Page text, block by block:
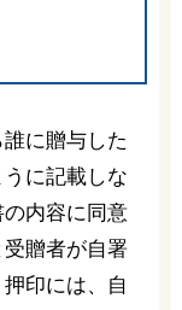
に贈与した
に記載しな
内容に同意
贈者が自署
印には、自